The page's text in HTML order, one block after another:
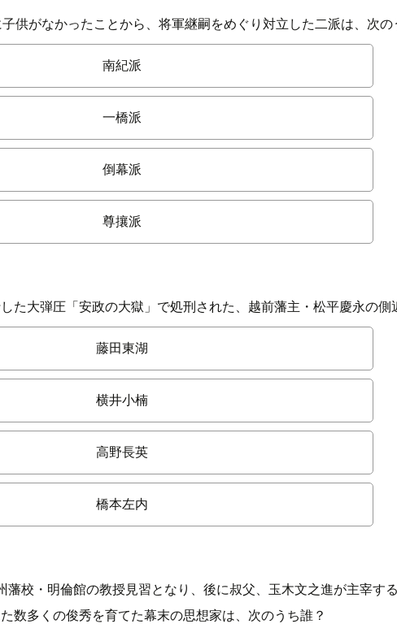
供がなかったことから、将軍継嗣をめぐり対立した二派は、次の
南紀派
一橋派
倒幕派
尊攘派
た大弾圧「安政の大獄」で処刑された、越前藩主・松平慶永の側
藤田東湖
横井小楠
高野長英
橋本左内
藩校・明倫館の教授見習となり、後に叔父、玉木文之進が主宰す
数多くの俊秀を育てた幕末の思想家は、次のうち誰？